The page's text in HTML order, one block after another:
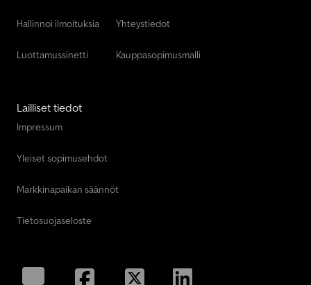
Hallinnoi ilmoituksia
Luottamussinetti
Yhteystiedot
Kauppasopimusmalli
Lailliset tiedot
Impressum
Yleiset sopimusehdot
Markkinapaikan säännöt
Tietosuojaseloste